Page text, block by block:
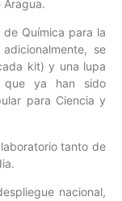
Aragua.
Química para la
se
kit) y una lupa
que ya han sido
para Ciencia y
tanto de
nacional,